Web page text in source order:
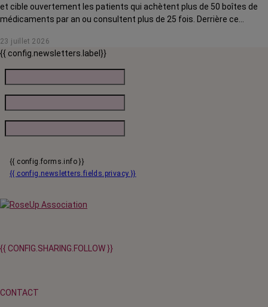
et cible ouvertement les patients qui achètent plus de 50 boîtes de
médicaments par an ou consultent plus de 25 fois. Derrière ce
chroniques, et en premier lieu les personnes touchées par un cancer,
qui vont payer le prix fort. RoseUp alerte : cette mesure ne
responsabilise personne, elle punit des patients qui n'ont pas le choix.
23 juillet 2026
{{ config.newsletters.label}}
{{ config.forms.info }}
{{ config.newsletters.fields.privacy }}
{{ CONFIG.SHARING.FOLLOW }}
CONTACT